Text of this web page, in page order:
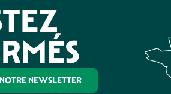
NEWSLETTER